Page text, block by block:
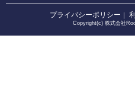
プライバシーポリシー ｜
Copyright(c) 株式会社